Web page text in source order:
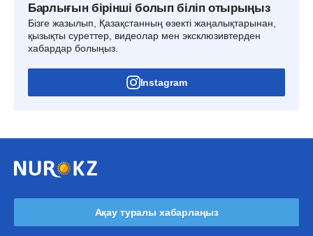
Барлығын бірінші болып біліп отырыңыз
Бізге жазылып, Қазақстанның өзекті жаңалықтарынан,
қызықты суреттер, видеолар мен эксклюзивтерден
хабардар болыңыз.
Instagram
Ақау туралы хабарлаңыз